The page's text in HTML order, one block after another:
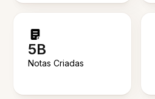
5B
Notas Criadas